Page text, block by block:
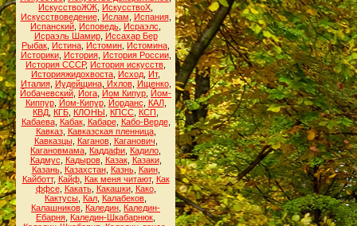
ИскусствоЖЖ ИскусствоХ
Искусствоведение, Ислам Испания,
Испанский Исповедь Исраэлс
Исраэль Шамир, Иссахар Бер
Рыбак Истина Истомин Истомина
Историки, История, История России,
История СССР, История искусств
Историяжидохвоста Исход Ит,
Италия, Иудейщина, Ихлов, Ищенко,
Йобачевский Йога Йом Кипур Йом-
Киппур, Йом-Кипур, Йорданс КАЛ,
КВД КГБ КЛОНЫ КПСС КСП
Кабаева, Кабак, Кабаре, Кабо-Верде,
Кавказ, Кавказская пленница,
Кавказцы, Каганов, Каганович
Кагановмама Каддафи Кадило
Кадмус
Кадыров, Казак, Казаки,
Казань, Казахстан, Казнь, Каин,
Кайботт, Кайф, Как меня читают, Как
ффсе, Какать, Какашки, Како,
Кактусы Кал Калабеков
Калашников Каледин Каледин-
Ебарня Каледин-Шкабарнюк